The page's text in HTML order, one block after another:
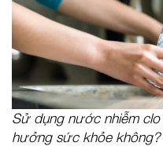
Sử dụng nước nhiễm
hưởng sức khỏe không?